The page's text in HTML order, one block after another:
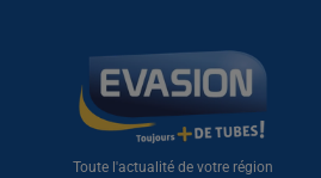
Toute l'actualité de votre région